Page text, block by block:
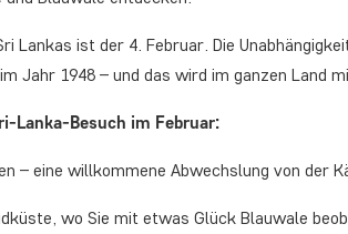
Lankas ist der 4. Februar. Die
Jahr 1948 – und das wird im ganzen Land
Lanka-Besuch im Februar:
– eine willkommene Abwechslung von der
wo Sie mit etwas Glück Blauwale